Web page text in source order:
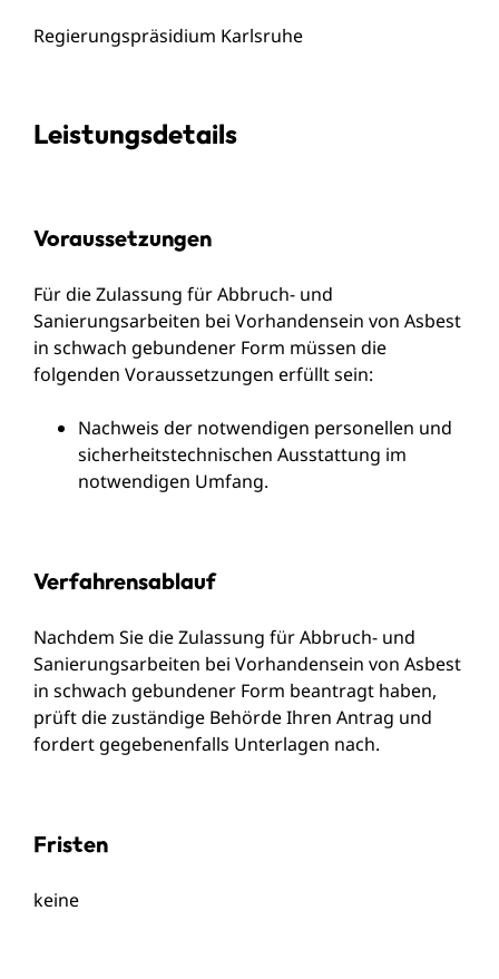
Regierungspräsidium Karlsruhe
Leistungsdetails
Voraussetzungen
Für die Zulassung für Abbruch- und
Sanierungsarbeiten bei Vorhandensein von Asbest
in schwach gebundener Form müssen die
folgenden Voraussetzungen erfüllt sein:
Nachweis der notwendigen personellen und
sicherheitstechnischen Ausstattung im
notwendigen Umfang.
Verfahrensablauf
Nachdem Sie die Zulassung für Abbruch- und
Sanierungsarbeiten bei Vorhandensein von Asbest
in schwach gebundener Form beantragt haben,
prüft die zuständige Behörde Ihren Antrag und
fordert gegebenenfalls Unterlagen nach.
Fristen
keine